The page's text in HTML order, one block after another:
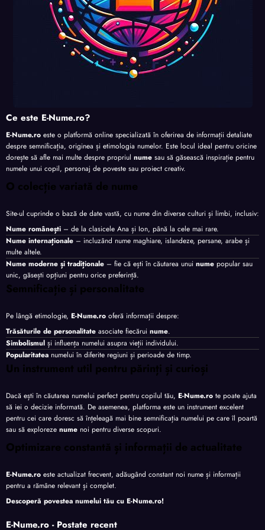
Ce este E-Nume.ro?
E-Nume.ro este o platformă online specializată în oferirea de informații detaliate
despre semnificația, originea și etimologia numelor. Este locul ideal pentru oricine
dorește să afle mai multe despre propriul nume sau să găsească inspirație pentru
numele unui copil, personaj de poveste sau proiect creativ.
O colecție variată de nume
Site-ul cuprinde o bază de date vastă, cu nume din diverse culturi și limbi, inclusiv:
Nume românești – de la clasicele Ana și Ion, până la cele mai rare.
Nume internaționale – incluzând nume maghiare, islandeze, persane, arabe și
multe altele.
Nume moderne și tradiționale – fie că ești în căutarea unui nume popular sau
unic, găsești opțiuni pentru orice preferință.
Semnificație și personalitate
Pe lângă etimologie, E-Nume.ro oferă informații despre:
Trăsăturile de personalitate asociate fiecărui nume.
Simbolismul și influența numelui asupra vieții individului.
Popularitatea numelui în diferite regiuni și perioade de timp.
Un instrument util pentru părinți și curioși
Dacă ești în căutarea numelui perfect pentru copilul tău, E-Nume.ro te poate ajuta
să iei o decizie informată. De asemenea, platforma este un instrument excelent
pentru cei care doresc să înțeleagă mai bine semnificația numelui pe care îl poartă
sau să exploreze nume noi pentru diverse scopuri.
Optimizare constantă și informații de actualitate
E-Nume.ro este actualizat frecvent, adăugând constant noi nume și informații
pentru a rămâne relevant și complet.
Descoperă povestea numelui tău cu E-Nume.ro!
E-Nume.ro - Postate recent